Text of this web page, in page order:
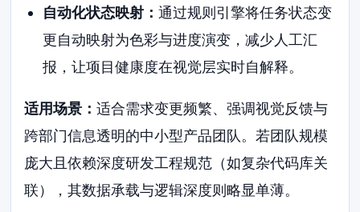
自动化状态映射： 通过规则引擎将任务状态变
更自动映射为色彩与进度演变，减少人工汇
报，让项目健康度在视觉层实时自解释。
适用场景：适合需求变更频繁、强调视觉反馈与
跨部门信息透明的中小型产品团队。若团队规模
庞大且依赖深度研发工程规范（如复杂代码库关
联），其数据承载与逻辑深度则略显单薄。